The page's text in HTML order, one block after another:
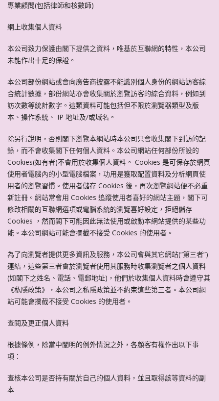
專業顧問(包括律師和核數師)
網上收集個人資料
本公司致力保護由閣下提供之資料，唯基於互聯網的特性，本公司
未能作出十足的保證。
本公司部份網站或會向廣告商披露不能識別個人身份的網站訪客綜
合統計數據，部份網站亦會收集關於瀏覽訪客的綜合資料，例如到
訪次數等統計數字。這類資料可能包括但不限於瀏覽器類型及版
本、操作系統、 IP 地址及/或域名。
除另行說明，否則閣下瀏覽本網站時本公司只會收集閣下到訪的記
錄，而不會收集閣下任何個人資料。本公司網站任何部份所設的
Cookies(如有者)不會用於收集個人資料。 Cookies 是可保存於網頁
使用者電腦內的小型電腦檔案，功用是獲取配置資料及分析網頁使
用者的瀏覽習慣。使用者儲存 Cookies 後，再次瀏覽網站便不必重
新註冊。網站常會用 Cookies 追蹤使用者喜好的網站主題，閣下可
修改相關的互聯網選項或電腦系統的瀏覽喜好設定，拒絕儲存
Cookies ，然而閣下可能因此無法使用或啟動本網站提供的某些功
能。本公司網站可能會攔截不接受 Cookies 的使用者。
為了向瀏覽者提供更多資訊及服務，本公司會與其它網站(“第三者”)
連結，這些第三者會於瀏覽者使用其服務時收集瀏覽者之個人資料
(如閣下之姓名、電話、電郵地址)，他們於收集個人資料時會遵守其
《私隱政策》，本公司之私隱政策並不約束這些第三者。本公司網
站可能會攔截不接受 Cookies 的使用者。
查閱及更正個人資料
根據條例，除當中闡明的例外情況之外，各顧客有權作出以下事
項：
查核本公司是否持有關於自己的個人資料，並且取得該等資料的副
本